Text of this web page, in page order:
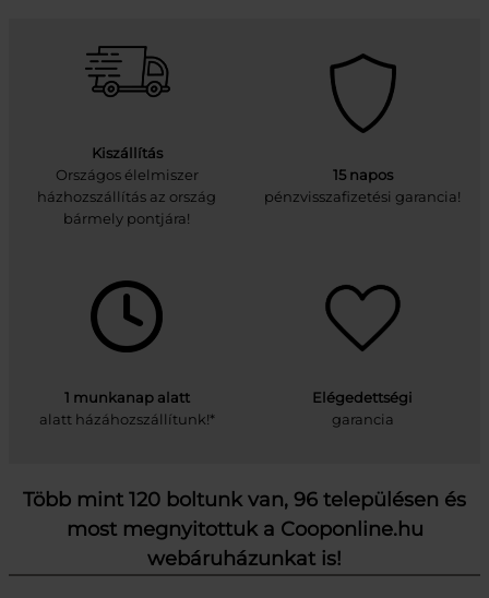
Kiszállítás
Országos élelmiszer
házhozszállítás az ország
bármely pontjára!
15 napos
pénzvisszafizetési garancia!
1 munkanap alatt
alatt házáhozszállítunk!*
Elégedettségi
garancia
Több mint 120 boltunk van, 96 településen és
most megnyitottuk a Cooponline.hu
webáruházunkat is!